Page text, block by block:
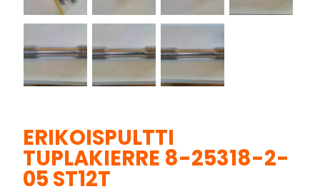
ERIKOISPULTTI
TUPLAKIERRE 8-25318-2-
05 ST12T